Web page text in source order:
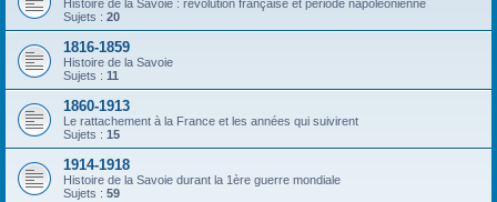
Histoire de la Savoie : révolution française et période napoléonienne
Sujets : 20
1816-1859
Histoire de la Savoie
Sujets : 11
1860-1913
Le rattachement à la France et les années qui suivirent
Sujets : 15
1914-1918
Histoire de la Savoie durant la 1ère guerre mondiale
Sujets : 59